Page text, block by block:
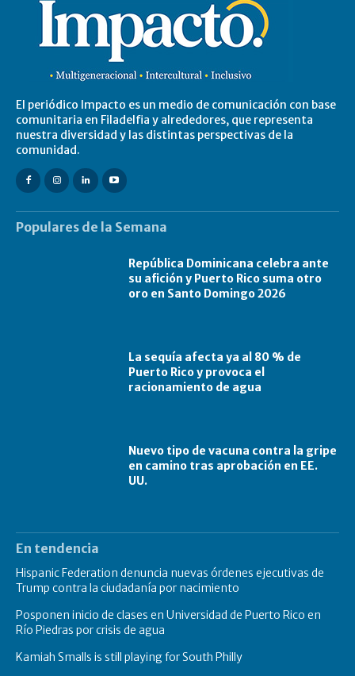
El periódico Impacto es un medio de comunicación con base
comunitaria en Filadelfia y alrededores, que representa
nuestra diversidad y las distintas perspectivas de la
comunidad.
Populares de la Semana
República Dominicana celebra ante
su afición y Puerto Rico suma otro
oro en Santo Domingo 2026
La sequía afecta ya al 80 % de
Puerto Rico y provoca el
racionamiento de agua
Nuevo tipo de vacuna contra la gripe
en camino tras aprobación en EE.
UU.
En tendencia
Hispanic Federation denuncia nuevas órdenes ejecutivas de
Trump contra la ciudadanía por nacimiento
Posponen inicio de clases en Universidad de Puerto Rico en
Río Piedras por crisis de agua
Kamiah Smalls is still playing for South Philly